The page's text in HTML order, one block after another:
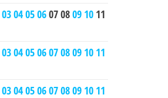
03040506070809 10 11
03040506070809 10 11
03040506070809 10 11